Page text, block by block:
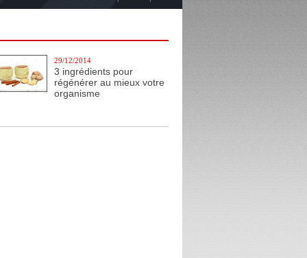
Photo
29/12/2014
3 ingrédients pour
régénérer au mieux votre
organisme